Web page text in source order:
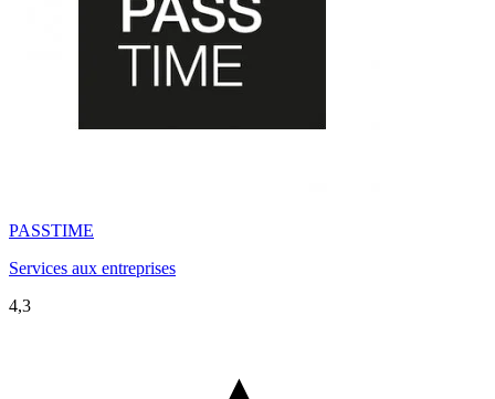
PASSTIME
Services aux entreprises
4,3